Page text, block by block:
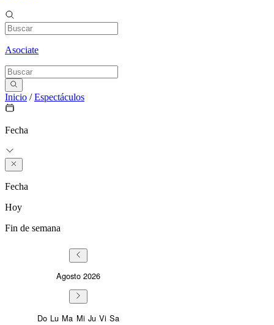
Asociate
Inicio /Espectáculos
Fecha
Fecha
Hoy
Fin de semana
Agosto 2026
Sunday
Do Monday
Lu Tuesday
Ma Wednesday
Mi Thursday
Ju Friday
Vi Saturday
Sa